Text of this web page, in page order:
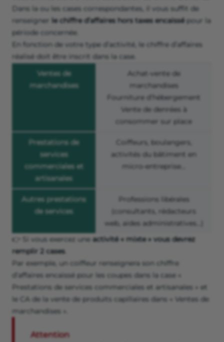
Dans la ou les cases correspondantes, il vous suffit de
renseigner le chiffre d’affaires hors taxes encaissé pour la
période concernée.
En fonction de votre type d’activité, le chiffre d’affaires
réalisé doit être inscrit dans la case.
Ventes de
marchandises
Achat-vente de
marchandises
Fourniture d’hébergement
Vente de denrées à
consommer sur place
Prestations de
services
commerciales et
artisanales
Coiffeurs, boulangers,
activités du bâtiment en
micro-entreprise…
Autres prestations
de services
Professions libérales
(consultants, rédacteurs
web, aides administratives...)
👉 Si vous exercez une activité « mixte » vous devrez
remplir 2 cases.
Par exemple, un coiffeur renseignera son chiffre
d’affaires encaissé pour les coupes dans la case «
Prestations de services commerciales et artisanales » et
le CA de la vente de produits capillaires dans « Ventes de
marchandises ».
Attention